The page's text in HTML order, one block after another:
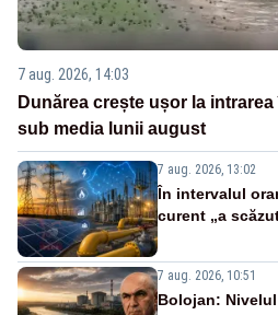
7 aug. 2026, 14:03
Dunărea crește ușor la
sub media lunii august
7 aug. 2026, 13:02
În intervalul
curent „a
7 aug. 2026, 10:51
Bolojan: